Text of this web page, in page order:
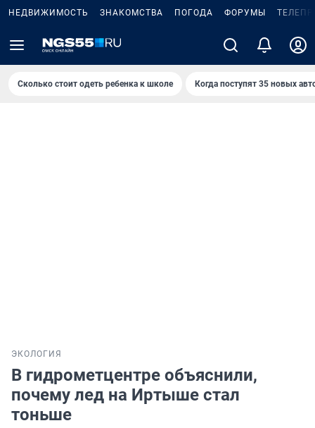
НЕДВИЖИМОСТЬ ЗНАКОМСТВА ПОГОДА ФОРУМЫ
Сколько стоит одеть ребенка к школе Когда поступят 35 новых
ЭКОЛОГИЯ
В гидрометцентре объяснили,
почему лед на Иртыше стал
тоньше